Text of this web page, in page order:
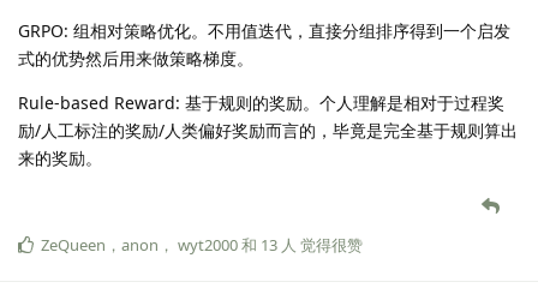
GRPO: 组相对策略优化。不用值迭代，直接分组排序得到一个启发
式的优势然后用来做策略梯度。
Rule-based Reward: 基于规则的奖励。个人理解是相对于过程奖
励/人工标注的奖励/人类偏好奖励而言的，毕竟是完全基于规则算出
来的奖励。
ZeQueen ， anon ， wyt2000和 13 人 觉得很赞